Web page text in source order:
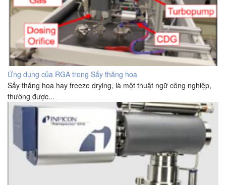
Ứng dụng của RGA trong Sấy thăng hoa
Sấy thăng hoa hay freeze drying, là một thuật ngữ công nghiệp,
thường được...